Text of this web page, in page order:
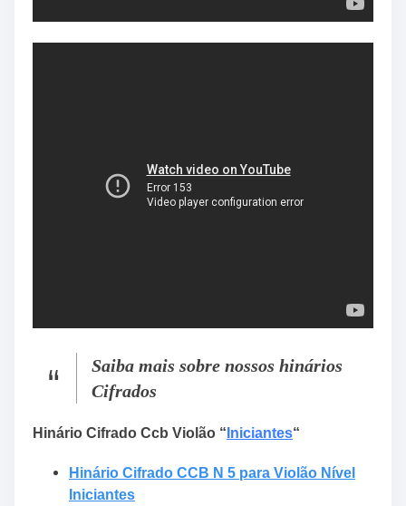
Saiba mais sobre nossos hinários
Cifrados
Hinário Cifrado Ccb Violão “ Iniciantes“
Hinário Cifrado CCB N 5 para Violão Nível
Iniciantes